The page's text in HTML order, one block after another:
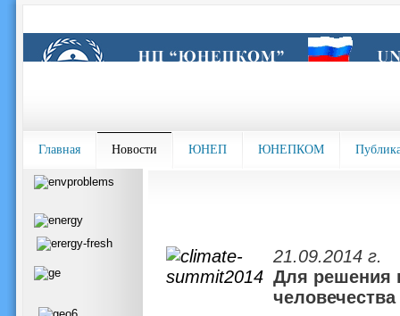
Главная Новости ЮНЕП ЮНЕПКОМ
21.09.2014 г.
Для решения